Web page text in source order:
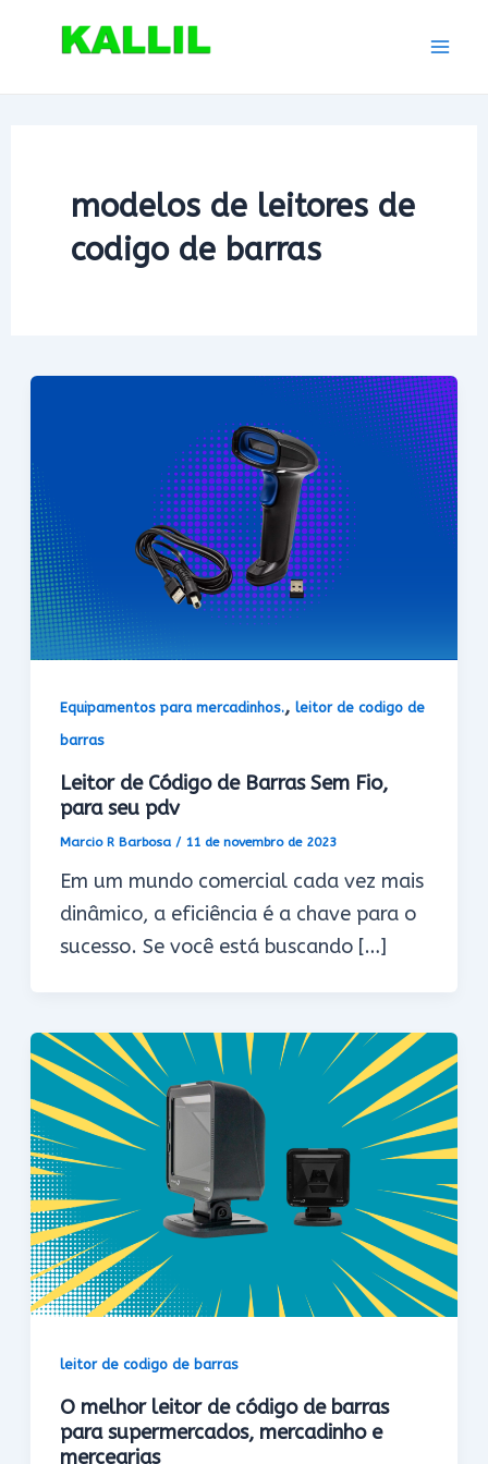
modelos de leitores de
codigo de barras
Equipamentos para mercadinhos.,leitor de codigo de
barras
Leitor de Código de Barras Sem Fio,
para seu pdv
Marcio R Barbosa/ 11 de novembro de 2023
Em um mundo comercial cada vez mais
dinâmico, a eficiência é a chave para o
sucesso. Se você está buscando […]
leitor de codigo de barras
O melhor leitor de código de barras
para supermercados, mercadinho e
mercearias